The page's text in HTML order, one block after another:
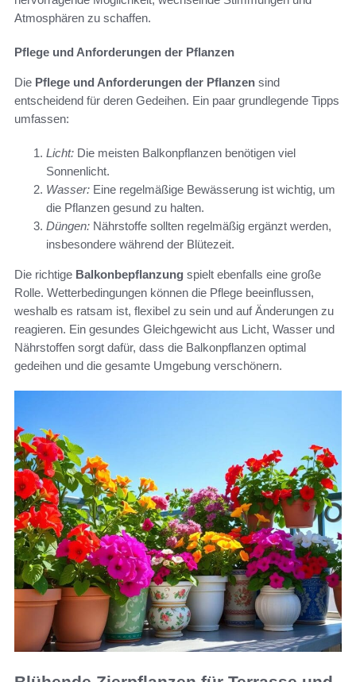
Atmosphären zu schaffen.
Pflege und Anforderungen der Pflanzen
Die Pflege und Anforderungen der Pflanzen sind
entscheidend für deren Gedeihen. Ein paar grundlegende Tipps
umfassen:
Licht: Die meisten Balkonpflanzen benötigen viel
Sonnenlicht.
Wasser: Eine regelmäßige Bewässerung ist wichtig, um
die Pflanzen gesund zu halten.
Düngen: Nährstoffe sollten regelmäßig ergänzt werden,
insbesondere während der Blütezeit.
Die richtige Balkonbepflanzung spielt ebenfalls eine große
Rolle. Wetterbedingungen können die Pflege beeinflussen,
weshalb es ratsam ist, flexibel zu sein und auf Änderungen zu
reagieren. Ein gesundes Gleichgewicht aus Licht, Wasser und
Nährstoffen sorgt dafür, dass die Balkonpflanzen optimal
gedeihen und die gesamte Umgebung verschönern.